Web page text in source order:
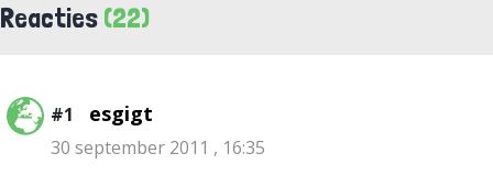
Reacties (22)
#1 esgigt
30 september 2011 , 16:35